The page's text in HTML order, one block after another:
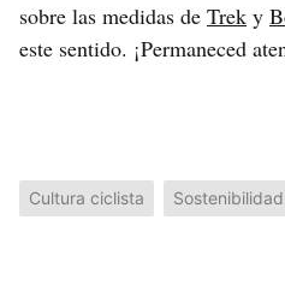
sobre las medidas de Trek y
este sentido. ¡Permaneced
Cultura ciclista Sostenibilidad